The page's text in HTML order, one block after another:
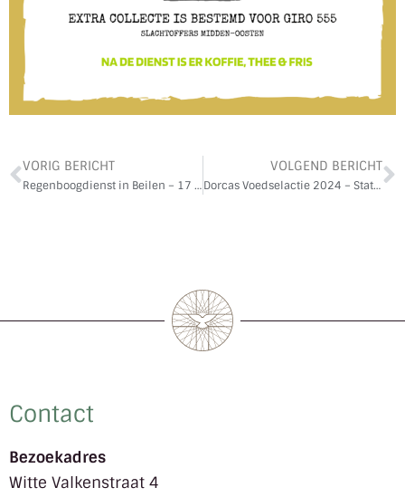
VORIG BERICHT
Regenboogdienst in Beilen – 17 november – ‘Wie alleen op staat voor zichzelf, die mag gaan zitten’
VOLGEND BERICHT
Dorcas Voedselactie 2024 – Statiegeldbonnen doneren
Contact
Bezoekadres
Witte Valkenstraat 4